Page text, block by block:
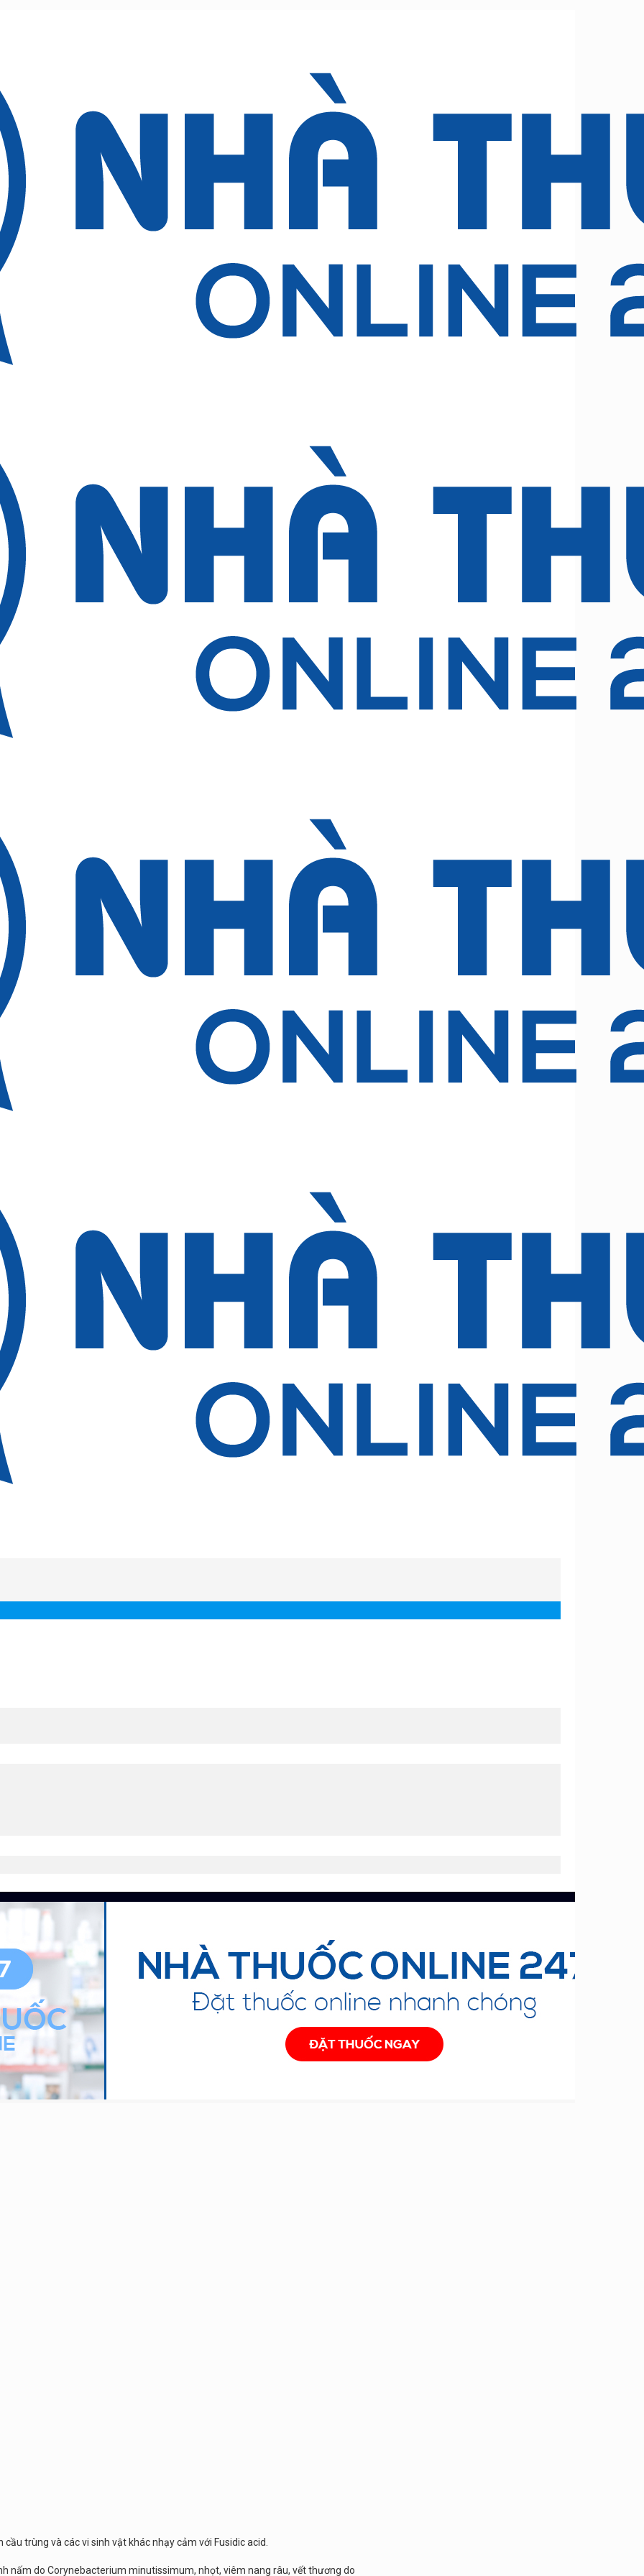
trùng và các vi sinh vật khác nhạy cảm với Fusidic acid.
nấm do Corynebacterium minutissimum, nhọt, viêm nang râu, vết thương do